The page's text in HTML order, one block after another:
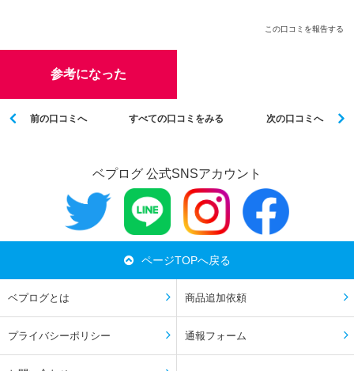
この口コミを報告する
参考になった
前の口コミへ すべての口コミをみる 次の口コミへ
ベプログ 公式SNSアカウント
ページTOPへ戻る
ベプログとは 商品追加依頼
プライバシーポリシー 通報フォーム